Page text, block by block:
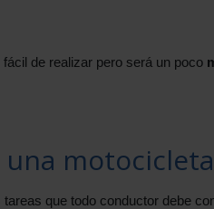
de realizar pero será un poco
motocicleta
que todo conductor debe